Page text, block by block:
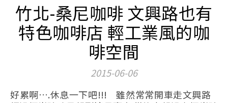
竹北-桑尼咖啡 文興路也有
特色咖啡店 輕工業風的咖
啡空間
2015-06-06
好累啊….休息一下吧!!! 雖然常常開車走文興路